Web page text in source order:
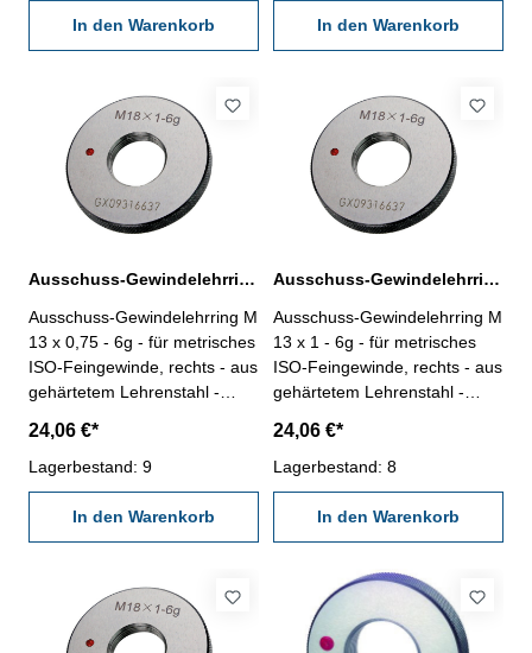
In den Warenkorb In den Warenkorb
Ausschuss-Gewindelehrring M 13 x 0,75 - 6g DIN 13
Ausschuss-Gewindelehrring M
13 x 0,75 - 6g - für metrisches
ISO-Feingewinde, rechts - aus
gehärtetem Lehrenstahl -
13 x 0,75
24,06 €*
Lagerbestand: 9
In den Warenkorb
Ausschuss-Gewindelehrring M 13 x 1 - 6g DIN 13
Ausschuss-Gewindelehrring M
13 x 1 - 6g - für metrisches
ISO-Feingewinde, rechts - aus
gehärtetem Lehrenstahl -
13 x 1
24,06 €*
Lagerbestand: 8
In den Warenkorb